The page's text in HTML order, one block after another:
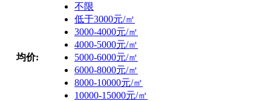
均价:
不限
低于3000元/㎡
3000-4000元/㎡
4000-5000元/㎡
5000-6000元/㎡
6000-8000元/㎡
8000-10000元/㎡
10000-15000元/㎡